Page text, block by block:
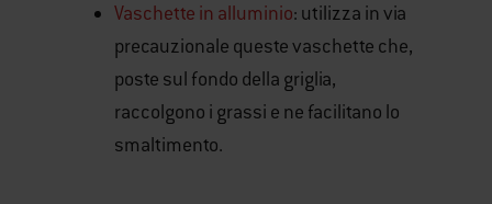
Vaschette in alluminio: utilizza in via
precauzionale queste vaschette che,
poste sul fondo della griglia,
raccolgono i grassi e ne facilitano lo
smaltimento.